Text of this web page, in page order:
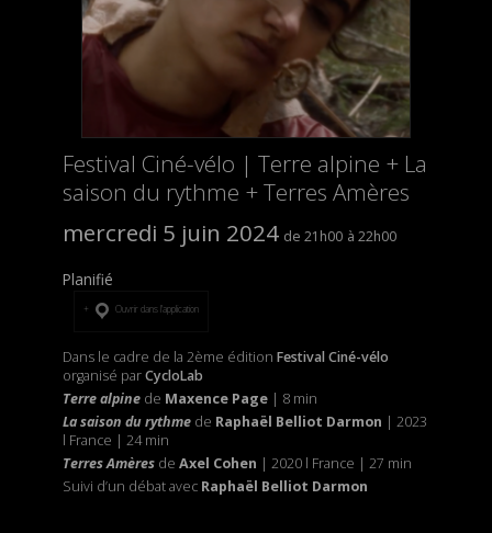
Festival Ciné-vélo | Terre alpine + La
saison du rythme + Terres Amères
mercredi 5 juin 2024
21h00 22h00
Planifié
Ouvrir dans l’application
Dans le cadre de la 2ème édition Festival Ciné-vélo
organisé parCycloLab
Terre alpinede Maxence Page| 8 min
La saison du rythme de Raphaël Belliot Darmon | 2023
l France | 24 min
Terres Amèresde Axel Cohen | 2020 l France | 27 min
Suivi d’un débat avec Raphaël Belliot Darmon